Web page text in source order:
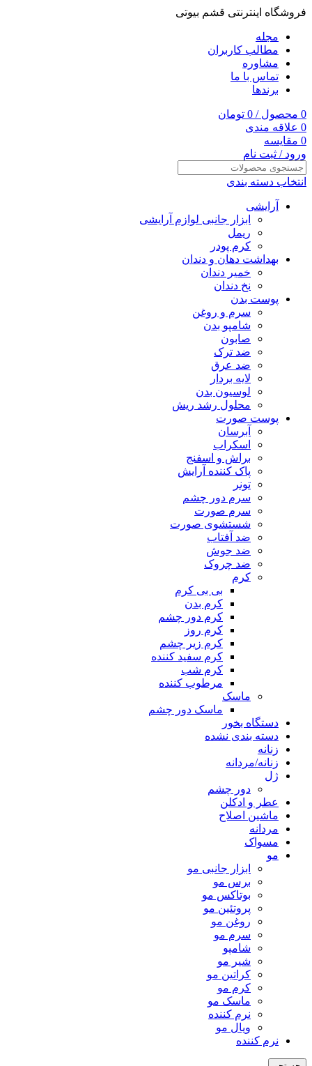
فروشگاه اینترنتی قشم بیوتی
مجله
مطالب کاربران
مشاوره
تماس با ما
برندها
0 محصول /
0 تومان
0 علاقه مندی
0 مقایسه
ورود / ثبت نام
انتخاب دسته بندی
آرایشی
ابزار جانبی لوازم آرایشی
ریمل
کرم پودر
بهداشت دهان و دندان
خمیر دندان
نخ دندان
پوست بدن
سرم و روغن
شامپو بدن
صابون
ضد ترک
ضد عرق
لایه بردار
لوسیون بدن
محلول رشد ریش
پوست صورت
آبرسان
اسکراب
براش و اسفنج
پاک کننده آرایش
تونر
سرم دور چشم
سرم صورت
شستشوی صورت
ضد آفتاب
ضد جوش
ضد چروک
کرم
بی بی کرم
کرم بدن
کرم دور چشم
کرم روز
کرم زیر چشم
کرم سفید کننده
کرم شب
مرطوب کننده
ماسک
ماسک دور چشم
دستگاه بخور
دسته بندی نشده
زنانه
زنانه/مردانه
ژل
دور چشم
عطر و ادکلن
ماشین اصلاح
مردانه
مسواک
مو
ابزار جانبی مو
برس مو
بوتاکس مو
پروتئین مو
روغن مو
سرم مو
شامپو
شیر مو
کراتین مو
کرم مو
ماسک مو
نرم کننده
ویال مو
نرم کننده